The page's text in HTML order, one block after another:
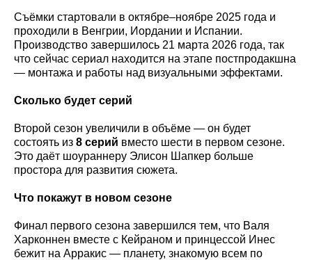
Съёмки стартовали в октябре–ноябре 2025 года и
проходили в Венгрии, Иордании и Испании.
Производство завершилось 21 марта 2026 года, так
что сейчас сериал находится на этапе постпродакшна
— монтажа и работы над визуальными эффектами.
Сколько будет серий
Второй сезон увеличили в объёме — он будет
состоять из 8 серий вместо шести в первом сезоне.
Это даёт шоураннеру Элисон Шапкер больше
простора для развития сюжета.
Что покажут в новом сезоне
Финал первого сезона завершился тем, что Валя
Харконнен вместе с Кейраном и принцессой Инес
бежит на Арракис — планету, знакомую всем по